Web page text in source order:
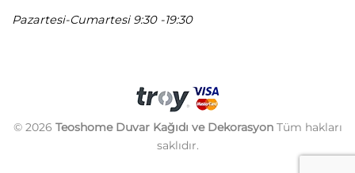
Pazartesi-Cumartesi 9:30 -19:30
© 2026 Teoshome Duvar Kağıdı ve DekorasyonTüm hakları
saklıdır.